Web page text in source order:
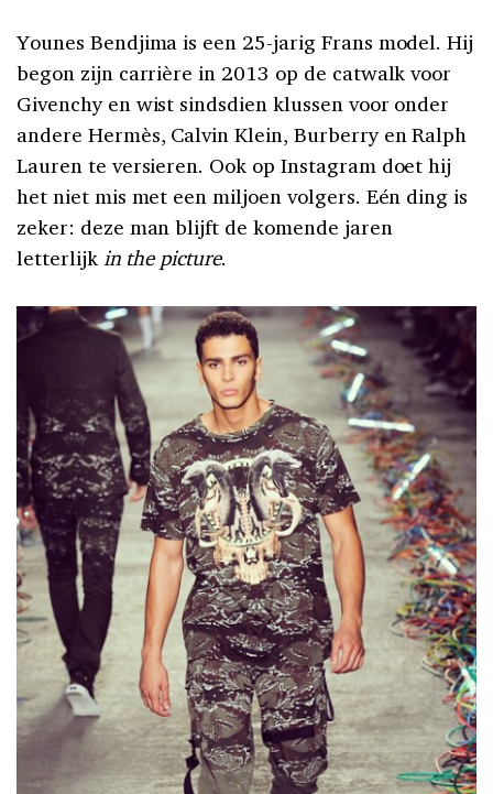
Younes Bendjima is een 25-jarig Frans model. Hij
begon zijn carrière in 2013 op de catwalk voor
Givenchy en wist sindsdien klussen voor onder
andere Hermès, Calvin Klein, Burberry en Ralph
Lauren te versieren. Ook op Instagram doet hij
het niet mis met een miljoen volgers. Eén ding is
zeker: deze man blijft de komende jaren
letterlijk in the picture.